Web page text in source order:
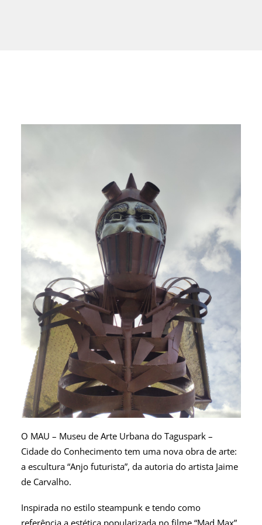
O MAU – Museu de Arte Urbana do Taguspark –
Cidade do Conhecimento tem uma nova obra de arte:
a escultura “Anjo futurista”, da autoria do artista Jaime
de Carvalho.
Inspirada no estilo steampunk e tendo como